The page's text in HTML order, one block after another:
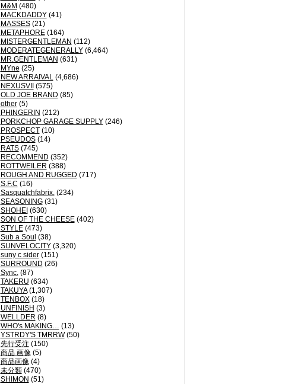
M&M (480)
MACKDADDY(41)
MASSES(21)
METAPHORE(164)
MISTERGENTLEMAN (112)
MODERATEGENERALLY(6,464)
MR.GENTLEMAN (631)
MYne (25)
NEW ARRAIVAL(4,686)
NEXUSVII
(575)
OLD JOE BRAND (85)
other(5)
PHINGERIN (212)
PORKCHOP GARAGE SUPPLY(246)
PROSPECT(10)
PSEUDOS(14)
RATS(745)
RECOMMEND (352)
ROTTWEILER (388)
ROUGH AND RUGGED (717)
S.F.C (16)
Sasquatchfabrix.(234)
SEASONING(31)
SHOHEI (630)
SON OF THE CHEESE(402)
STYLE(473)
Sub a Soul (38)
SUNVELOCITY(3,320)
suny c sider(151)
SURROUND (26)
Sync.(87)
TAKERU (634)
TAKUYA(1,307)
TENBOX(18)
UNFINISH (3)
WELLDER (8)
WHO's MAKING… (13)
YSTRDY'S TMRRW(50)
先行受注 (150)
商品 画像(5)
商品画像(4)
未分類(470)
SHIMON (51)